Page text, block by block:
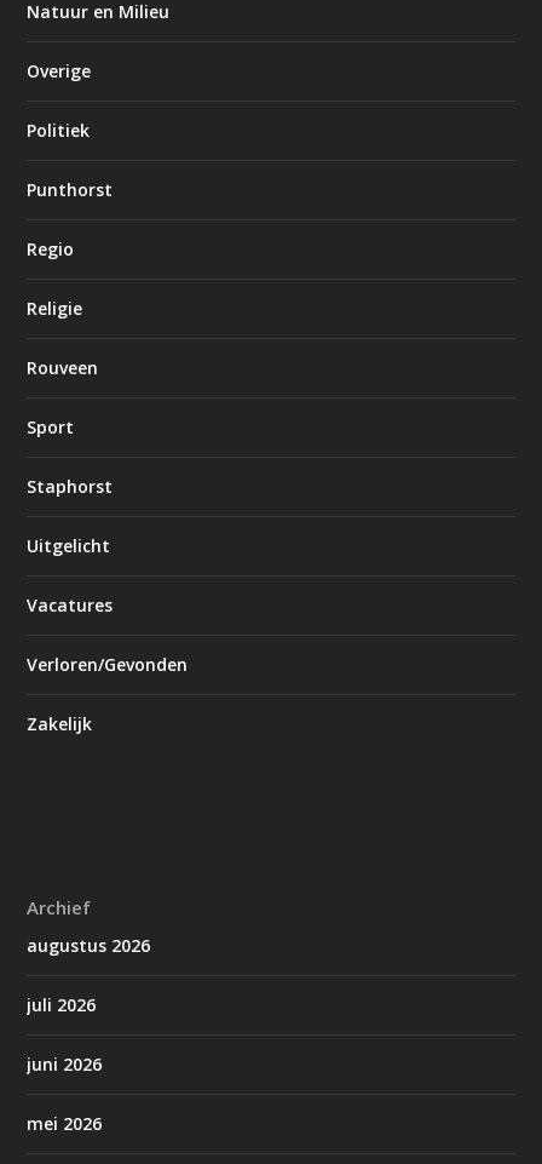
Natuur en Milieu
Overige
Politiek
Punthorst
Regio
Religie
Rouveen
Sport
Staphorst
Uitgelicht
Vacatures
Verloren/Gevonden
Zakelijk
Archief
augustus 2026
juli 2026
juni 2026
mei 2026